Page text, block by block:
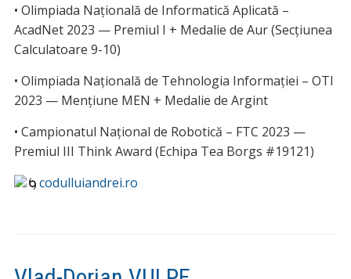
• Olimpiada Națională de Informatică Aplicată –
AcadNet 2023 — Premiul I + Medalie de Aur (Secțiunea
Calculatoare 9-10)
• Olimpiada Națională de Tehnologia Informației – OTI
2023 — Mențiune MEN + Medalie de Argint
• Campionatul Național de Robotică – FTC 2023 —
Premiul III Think Award (Echipa Tea Borgs #19121)
codulluiandrei.ro